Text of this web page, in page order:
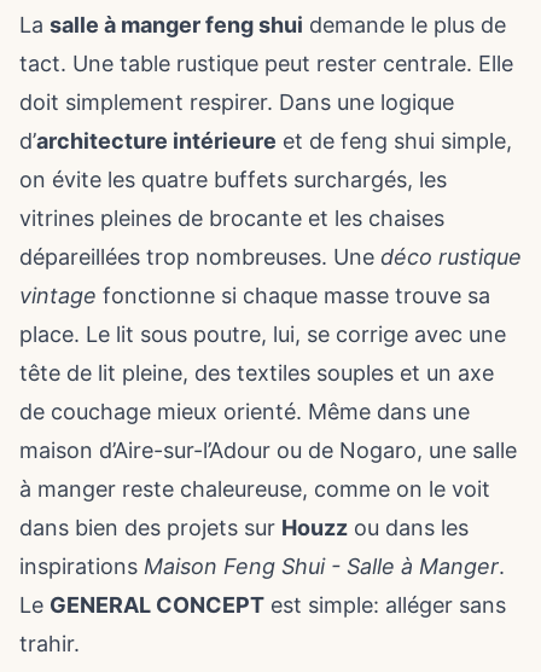
La salle à manger feng shui demande le plus de
tact. Une table rustique peut rester centrale. Elle
doit simplement respirer. Dans une logique
d’architecture intérieure et de feng shui simple,
on évite les quatre buffets surchargés, les
vitrines pleines de brocante et les chaises
dépareillées trop nombreuses. Une déco rustique
vintage fonctionne si chaque masse trouve sa
place. Le lit sous poutre, lui, se corrige avec une
tête de lit pleine, des textiles souples et un axe
de couchage mieux orienté. Même dans une
maison d’Aire-sur-l’Adour ou de Nogaro, une salle
à manger reste chaleureuse, comme on le voit
dans bien des projets sur Houzz ou dans les
inspirations Maison Feng Shui - Salle à Manger.
Le GENERAL CONCEPT est simple: alléger sans
trahir.